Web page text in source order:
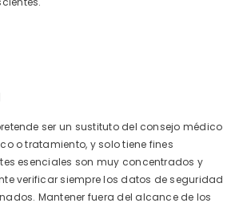
ser un sustituto del consejo médico
o tratamiento, y solo tiene fines
esenciales son muy concentrados y
verificar siempre los datos de seguridad
Mantener fuera del alcance de los